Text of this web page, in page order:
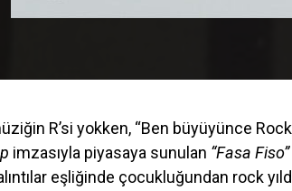
R’si yokken, “Ben büyüyünce
imzasıyla piyasaya sunulan “Fasa Fiso”
eşliğinde çocukluğundan rock